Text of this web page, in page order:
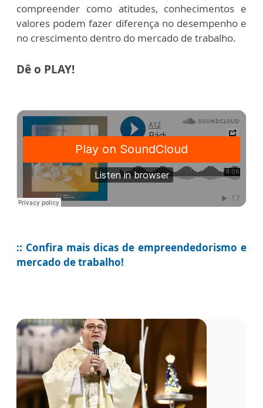
compreender como atitudes, conhecimentos e
valores podem fazer diferença no desempenho e
no crescimento dentro do mercado de trabalho.
Dê o PLAY!
:: Confira mais dicas de empreendedorismo e
mercado de trabalho!